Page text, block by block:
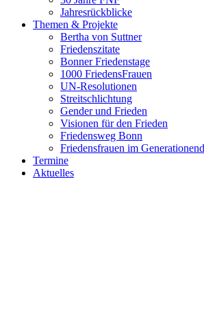
Jahresrückblicke
Themen & Projekte
Bertha von Suttner
Friedenszitate
Bonner Friedenstage
1000 FriedensFrauen
UN-Resolutionen
Streitschlichtung
Gender und Frieden
Visionen für den Frieden
Friedensweg Bonn
Friedensfrauen im
Termine
Aktuelles